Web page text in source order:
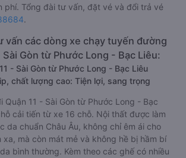
phí. Tổng đài tư vấn, đặt vé và đổi trả vé
.
vấn các dòng xe chạy tuyến đường
Sài Gòn từ Phước Long - Bạc Liêu:
- Sài Gòn từ Phước Long - Bạc Liêu
chất lượng cao: Tiện lợi, sang trọng
Quận 11 - Sài Gòn từ Phước Long - Bạc
cải tiến từ xe 16 chỗ. Nội thất được làm
da chuẩn Châu Âu, không chỉ êm ái cho
xa, mà còn mát mẻ và không hề bị hầm bí
bình thường. Kèm theo các ghế có nhiều